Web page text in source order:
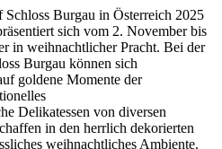
Schloss Burgau in Österreich 2025
sich vom 2. November bis
in weihnachtlicher Pracht. Bei der
Burgau können sich
goldene Momente der
Delikatessen von diversen
in den herrlich dekorierten
weihnachtliches Ambiente.